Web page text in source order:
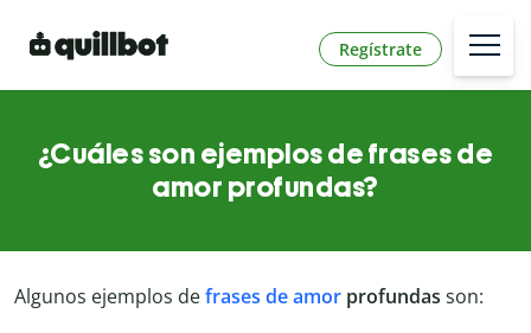
Regístrate
¿Cuáles son ejemplos de frases de
amor profundas?
Algunos ejemplos defrases de amor profundas son: